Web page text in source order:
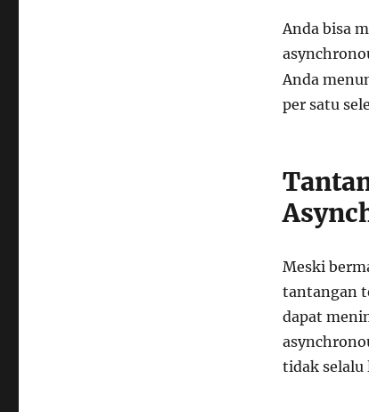
Anda bisa
Anda
per satu
Meski
tantangan
dapat
tidak selalu